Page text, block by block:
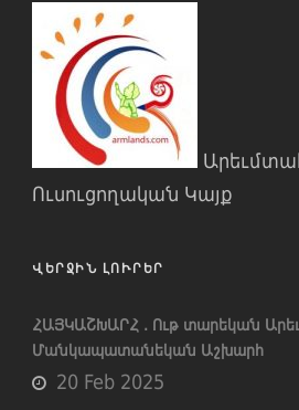
Ուսուցողական Կայք
ՎԵՐՋԻՆ ԼՈՒՐԵՐ
ՀԱՅԿԱՇԽԱՐՀ . Ութ տարեկան
Մանկապատանեկան Աշխարհ
20 Feb 2025